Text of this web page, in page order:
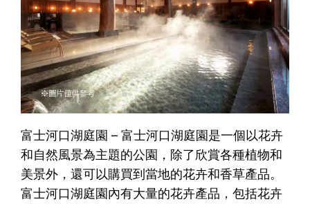
富士河口湖庭園 – 富士河口湖庭園是一個以花卉
和自然風景為主題的公園，除了欣賞各種植物和
美景外，還可以購買到當地的花卉和香草產品。
富士河口湖庭園內有大量的花卉產品，包括花卉